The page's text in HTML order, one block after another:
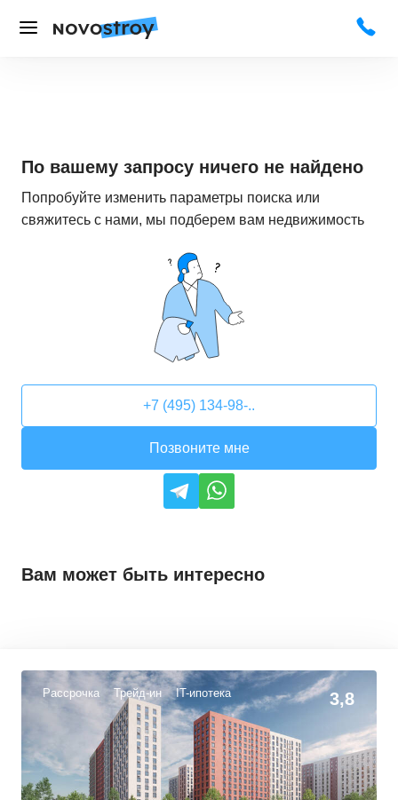
По вашему запросу ничего не найдено
Попробуйте изменить параметры поиска или
свяжитесь с нами, мы подберем вам недвижимость
+7 (495) 134-98-..
Позвоните мне
Вам может быть интересно
Рассрочка Трейд-ин IT-ипотека 3,8